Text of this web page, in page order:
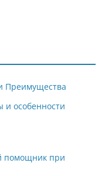
Преимущества
особенности
помощник при